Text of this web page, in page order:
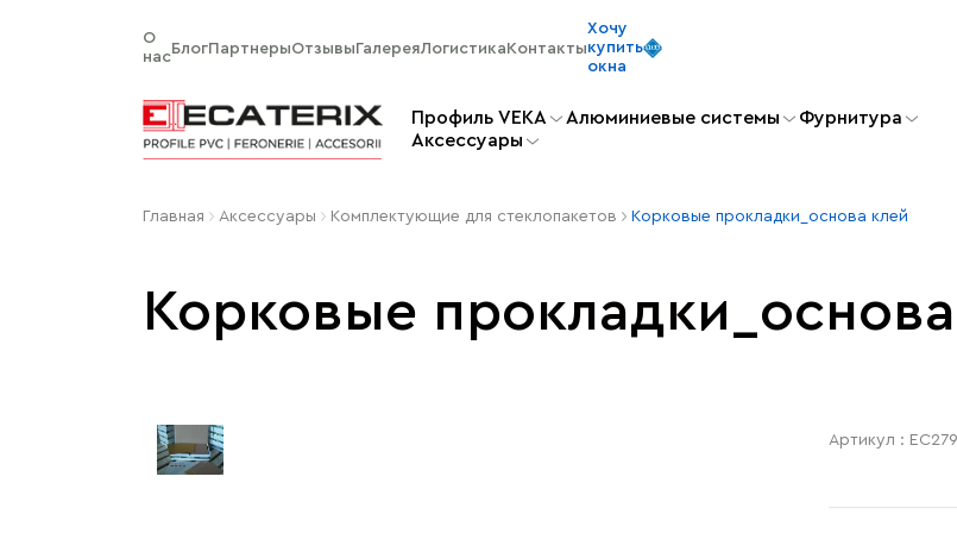
О
нас
БлогПартнерыОтзывыГалереяЛогистикаКонтакты
Хочу
купить
окна
Профиль VEKA Алюминиевые системы
Фурнитура
Aксессуары
Главная Aксессуары Комплектующие для стеклопакетов Корковые прокладки_основа клей
Корковые
Артикул :